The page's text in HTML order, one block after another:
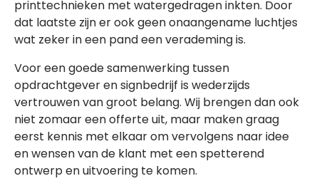
printtechnieken met watergedragen inkten. Door
dat laatste zijn er ook geen onaangename luchtjes
wat zeker in een pand een verademing is.
Voor een goede samenwerking tussen
opdrachtgever en signbedrijf is wederzijds
vertrouwen van groot belang. Wij brengen dan ook
niet zomaar een offerte uit, maar maken graag
eerst kennis met elkaar om vervolgens naar idee
en wensen van de klant met een spetterend
ontwerp en uitvoering te komen.